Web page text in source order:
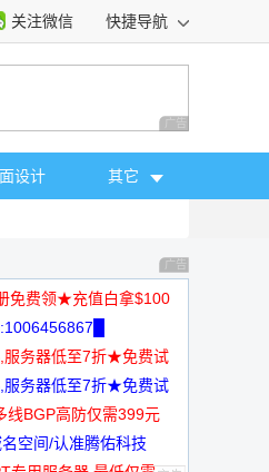
关注微信 快捷导航
广告 商业广告，理
设计 其它
广告 商业广告，理
免费领★充值白拿$100
服务器低至7折★免费试
服务器低至7折★免费试
线BGP高防仅需399元
空间/认准腾佑科技